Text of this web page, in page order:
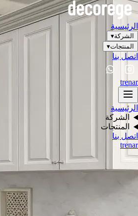
الرئيسية
الشركة▾
المنتجات▾
اتصل بنا
trenar
الرئيسية
الشركة
المنتجات
اتصل بنا
trenar